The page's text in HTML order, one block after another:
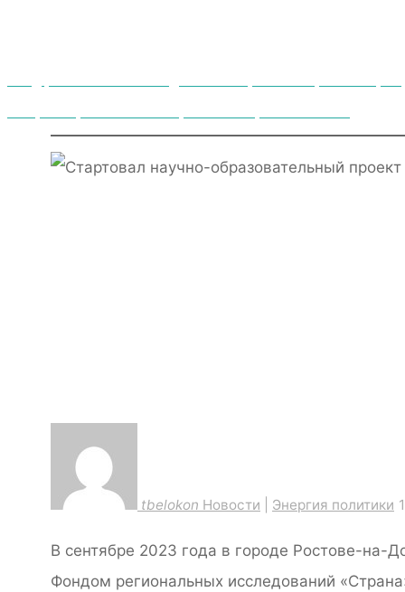
tbelokon Новости Энергия политики
В сентябре 2023 года в городе Ростове-на-
Фондом региональных исследований